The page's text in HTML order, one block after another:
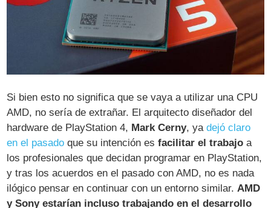
Si bien esto no significa que se vaya a utilizar una CPU
AMD, no sería de extrañar. El arquitecto diseñador del
hardware de PlayStation 4, Mark Cerny, yadejó claro
en el pasado que su intención esfacilitar el trabajo a
los profesionales que decidan programar en PlayStation,
y tras los acuerdos en el pasado con AMD, no es nada
ilógico pensar en continuar con un entorno similar.AMD
y Sony estarían incluso trabajando en el desarrollo